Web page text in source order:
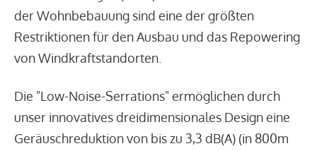
der Wohnbebauung sind eine der größten
Restriktionen für den Ausbau und das Repowering
von Windkraftstandorten.
Die "Low-Noise-Serrations" ermöglichen durch
unser innovatives dreidimensionales Design eine
Geräuschreduktion von bis zu 3,3 dB(A) (in 800m